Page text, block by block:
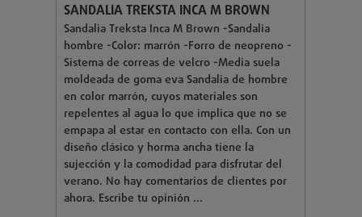
SANDALIA TREKSTA INCA M BROWN
Sandalia Treksta Inca M Brown -Sandalia
hombre -Color: marrón -Forro de neopreno -
Sistema de correas de velcro -Media suela
moldeada de goma eva Sandalia de hombre
en color marrón, cuyos materiales son
repelentes al agua lo que implica que no se
empapa al estar en contacto con ella. Con un
diseño clásico y horma ancha tiene la
sujección y la comodidad para disfrutar del
verano. No hay comentarios de clientes por
ahora. Escribe tu opinión ...